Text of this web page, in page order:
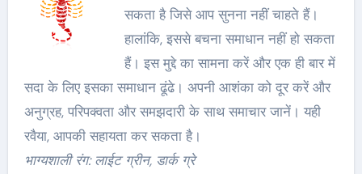
सकता है जिसे आप सुनना नहीं चाहते हैं।
हालांकि, इससे बचना समाधान नहीं हो सकता
हैं। इस मुद्दे का सामना करें और एक ही बार में
सदा के लिए इसका समाधान ढूंढे। अपनी आशंका को दूर करें और
अनुग्रह, परिपक्वता और समझदारी के साथ समाचार जानें। यही
रवैया, आपकी सहायता कर सकता है।
भाग्यशाली रंग: लाईट ग्रीन, डार्क ग्रे